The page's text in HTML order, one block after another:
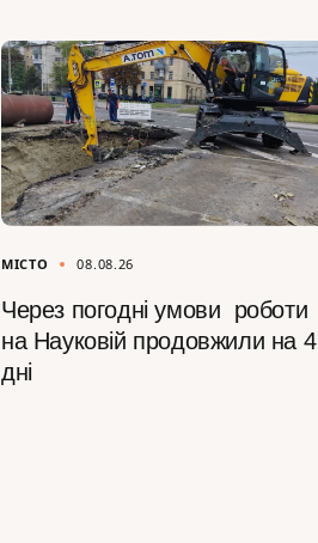
МІСТО 08.08.26
Через погодні умови роботи
на Науковій продовжили на 4
дні